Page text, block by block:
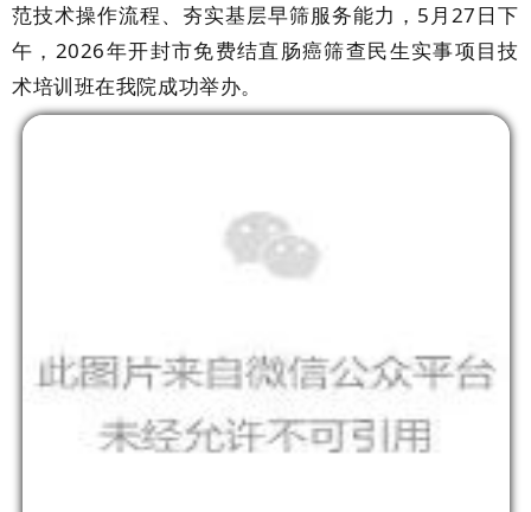
范技术操作流程、夯实基层早筛服务能力，5月27日下
午，2026年开封市免费结直肠癌筛查民生实事项目技
术培训班在我院成功举办。